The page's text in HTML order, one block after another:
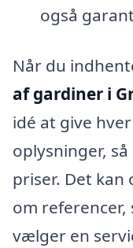
også
Når du
af gardiner i
idé at give
oplysninger,
priser. Det
om referencer,
vælger en